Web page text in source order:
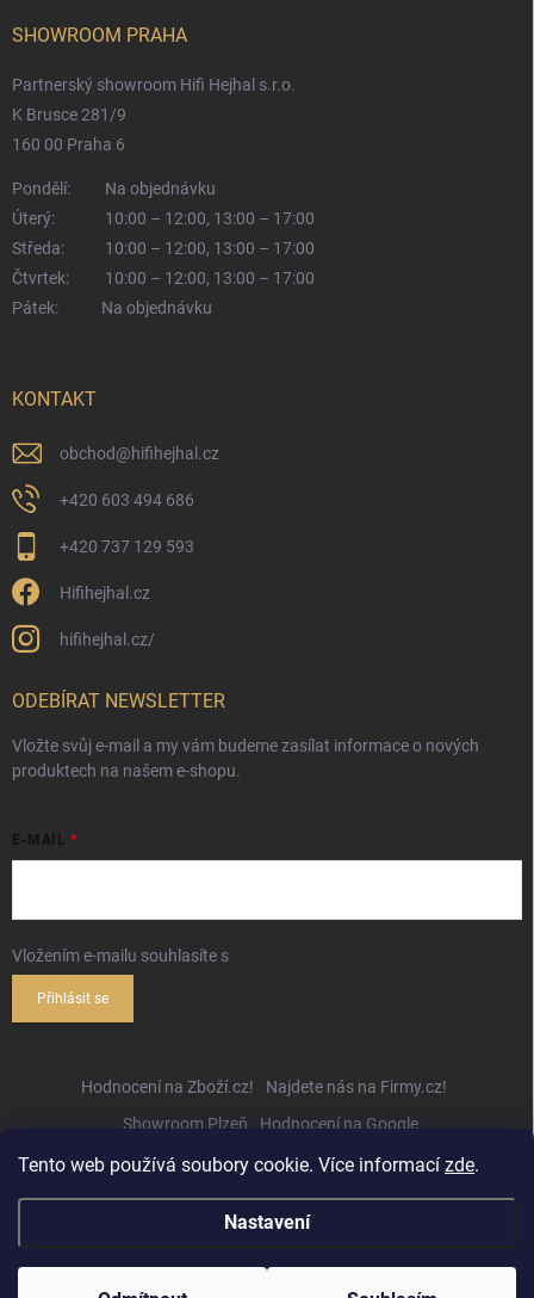
Tento web používá soubory cookie. Více informací zde.
Nastavení
SHOWROOM PRAHA
Partnerský showroom Hifi Hejhal s.r.o.
K Brusce 281/9
160 00 Praha 6
Pondělí:
Na objednávku
Úterý:
10:00 – 12:00, 13:00 – 17:00
Středa:
10:00 – 12:00, 13:00 – 17:00
Čtvrtek:
10:00 – 12:00, 13:00 – 17:00
Pátek:
Na objednávku
KONTAKT
obchod@hifihejhal.cz
+420 603 494 686
+420 737 129 593
Hifihejhal.cz
hifihejhal.cz/
ODEBÍRAT NEWSLETTER
Vložte svůj e-mail a my vám budeme zasílat informace o nových
produktech na našem e-shopu.
E-MAIL
Vložením e-mailu souhlasíte s
Přihlásit se
Hodnocení na Zboží.cz!
Najdete nás na Firmy.cz!
Showroom Plzeň
Hodnocení na Google
Copyright 2026Hifihejhal.cz. Všechna práva vyhrazena.Upravit nastavení